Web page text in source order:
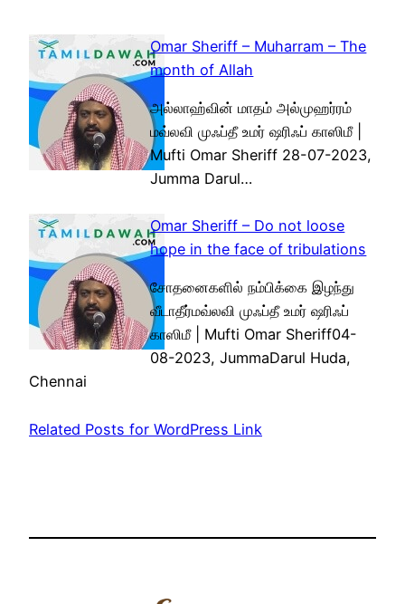
Omar Sheriff – Muharram – The
month of Allah
அல்லாஹ்வின் மாதம் அல்முஹர்ரம்
மவ்லவி முஃப்தீ உமர் ஷரிஃப் காஸிமீ |
Mufti Omar Sheriff 28-07-2023,
Jumma Darul…
Omar Sheriff – Do not loose
hope in the face of tribulations
சோதனைகளில் நம்பிக்கை இழந்து
வீடாதீர்மவ்லவி முஃப்தீ உமர் ஷரிஃப்
காஸிமீ | Mufti Omar Sheriff04-
08-2023, JummaDarul Huda,
Chennai
Related Posts for WordPress Link